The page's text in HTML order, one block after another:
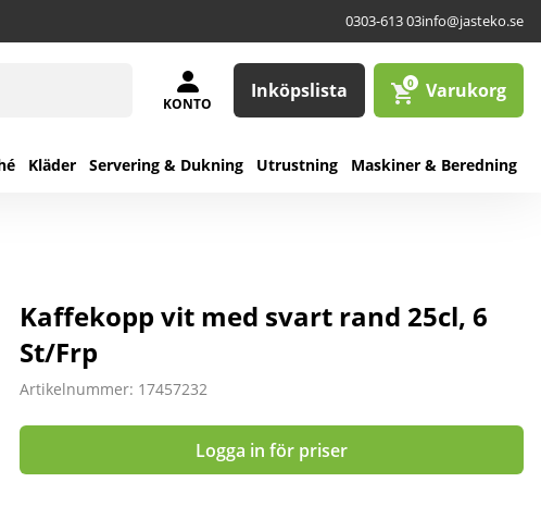
0303-613 03info@jasteko.se
KONTO
Inköpslista 0 Varukorg
Kläder Servering & Dukning Utrustning Maskiner & Beredning
Kaffekopp vit med svart rand 25cl, 6
St/Frp
Artikelnummer: 17457232
Logga in för priser